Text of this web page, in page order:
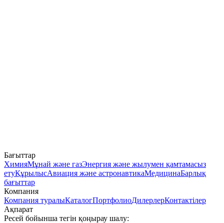
Бағыттар
ХимияМұнай және газЭнергия және жылумен қамтамасыз
етуҚұрылысАвиация және астронавтикаМедицинаБарлық
бағыттар
Компания
Компания туралыКаталогПортфолиоДилерлерКонтактілер
Ақпарат
Ресей бойынша тегін қоңырау шалу: